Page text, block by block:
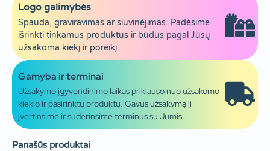
Logo galimybės
Spauda, graviravimas ar siuvinėjimas. Padėsime
išrinkti tinkamus produktus ir būdus pagal Jūsų
užsakoma kiekį ir poreikį.
Gamyba ir terminai
Užsakymo įgyvendinimo laikas priklauso nuo užsakomo
kiekio ir pasirinktų produktų. Gavus užsakymą jį
įvertinsime ir suderinsime terminus su Jumis.
Panašūs produktai